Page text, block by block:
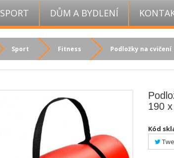
SPORT DŮM A BYDLENÍ
Sport Fitness Podložky na cvičení
190
Kód